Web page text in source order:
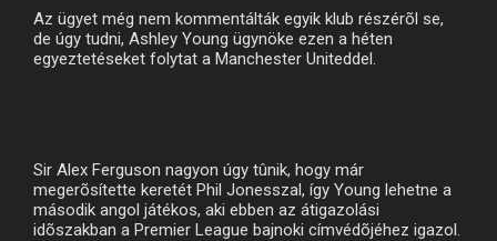
Az ügyet még nem kommentálták egyik klub részérõl se,
de úgy tudni, Ashley Young ügynöke ezen a héten
egyeztetéseket folytat a Manchester Uniteddel.
Sir Alex Ferguson nagyon úgy tûnik, hogy már
megerõsítette keretét Phil Jonesszal, így Young lehetne a
második angol játékos, aki ebben az átigazolási
idõszakban a Premier League bajnoki címvédõjéhez igazol.